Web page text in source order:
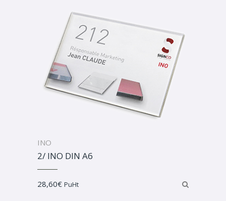
INO
2/ INO DIN A6
28,60€ PuHt